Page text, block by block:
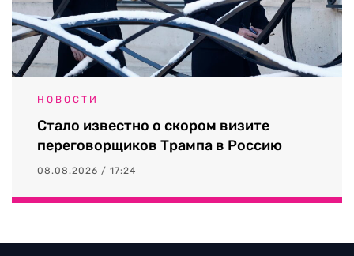
НОВОСТИ
Стало известно о скором визите
переговорщиков Трампа в Россию
08.08.2026 / 17:24